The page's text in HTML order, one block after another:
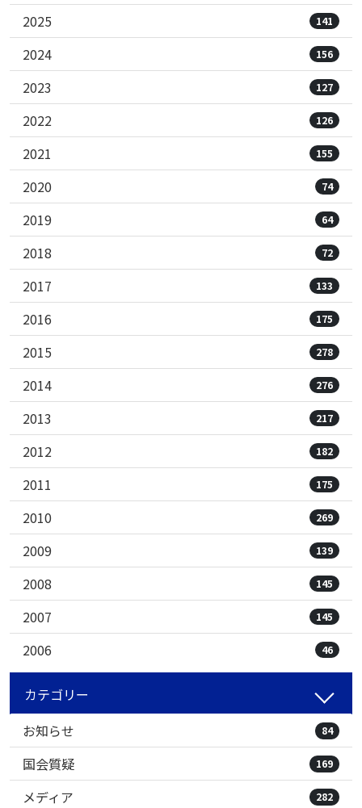
2025 141
2024 156
2023 127
2022 126
2021 155
2020 74
2019 64
2018 72
2017 133
2016 175
2015 278
2014 276
2013 217
2012 182
2011 175
2010 269
2009 139
2008 145
2007 145
2006 46
カテゴリー
お知らせ
84
国会質疑 169
メディア 282